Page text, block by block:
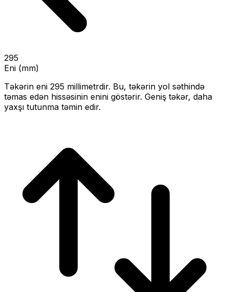
295
Eni (mm)
Təkərin eni 295 millimetrdir. Bu, təkərin yol səthində
təmas edən hissəsinin enini göstərir. Geniş təkər, daha
yaxşı tutunma təmin edir.